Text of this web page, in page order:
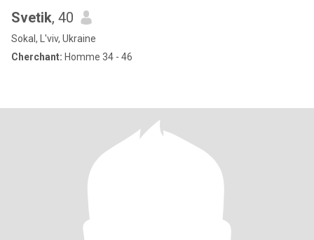
Svetik, 40
Sokal, L'viv, Ukraine
Cherchant: Homme 34 - 46